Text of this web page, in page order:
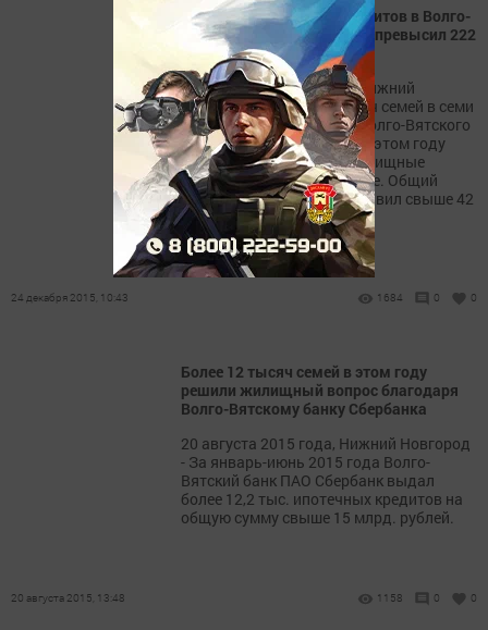
Портфель ипотечных кредитов в Волго-
Вятском банке Сбербанка превысил 222
млрд. рублей
24 декабря 2015 года, г. Нижний
Новгород. - Более 34 тысяч семей в семи
регионах обслуживания Волго-Вятского
банка Сбербанка России в этом году
смогли улучшить свои жилищные
условия благодаря ипотеке. Общий
объем кредитования составил свыше 42
млрд. рублей.
24 декабря 2015, 10:43 1684 0 0
Более 12 тысяч семей в этом году
решили жилищный вопрос благодаря
Волго-Вятскому банку Сбербанка
20 августа 2015 года, Нижний Новгород
- За январь-июнь 2015 года Волго-
Вятский банк ПАО Сбербанк выдал
более 12,2 тыс. ипотечных кредитов на
общую сумму свыше 15 млрд. рублей.
20 августа 2015, 13:48 1158 0 0